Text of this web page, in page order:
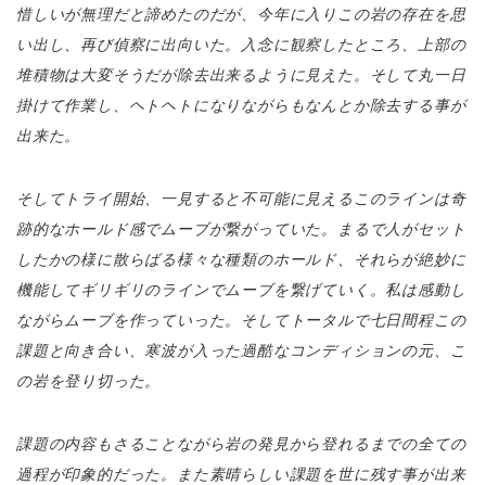
惜しいが無理だと諦めたのだが、今年に入りこの岩の存在を思
い出し、再び偵察に出向いた。入念に観察したところ、上部の
堆積物は大変そうだが除去出来るように見えた。そして丸一日
掛けて作業し、ヘトヘトになりながらもなんとか除去する事が
出来た。
そしてトライ開始、一見すると不可能に見えるこのラインは奇
跡的なホールド感でムーブが繋がっていた。まるで人がセット
したかの様に散らばる様々な種類のホールド、それらが絶妙に
機能してギリギリのラインでムーブを繋げていく。私は感動し
ながらムーブを作っていった。そしてトータルで七日間程この
課題と向き合い、寒波が入った過酷なコンディションの元、こ
の岩を登り切った。
課題の内容もさることながら岩の発見から登れるまでの全ての
過程が印象的だった。また素晴らしい課題を世に残す事が出来